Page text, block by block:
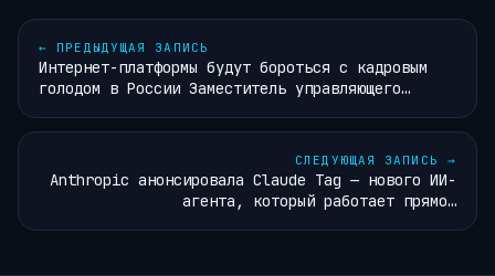
← ПРЕДЫДУЩАЯ ЗАПИСЬ
Интернет-платформы будут бороться с кадровым
голодом в России Заместитель управляющего…
СЛЕДУЮЩАЯ ЗАПИСЬ →
Anthropic анонсировала Claude Tag — нового ИИ-
агента, который работает прямо…